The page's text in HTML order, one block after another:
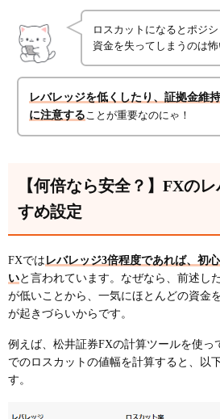
ロスカットになるとポジ
資金を失ってしまうのは怖
レバレッジを低くしたり、証拠金維
に注意する ことが重要なのにゃ！
【何倍なら安全？】FXの
すめ設定
FXでは レバレッジ3倍程度であれば、初
いと言われています。なぜなら、前述し
が低いことから、一気にほとんどの資金
が起きづらいからです。
例えば、松井証券FXの計算ツールを使っ
でのロスカットの値幅を計算すると、以
す。